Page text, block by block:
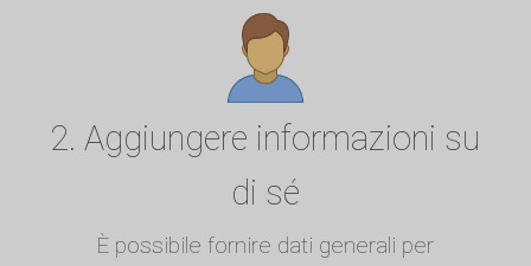
2. Aggiungere informazioni su
di sé
È possibile fornire dati generali per